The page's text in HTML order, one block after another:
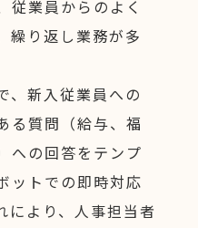
従業員からのよく
繰り返し業務が多
、新入従業員への
る質問（給与、福
への回答をテンプ
ットでの即時対応
により、人事担当者